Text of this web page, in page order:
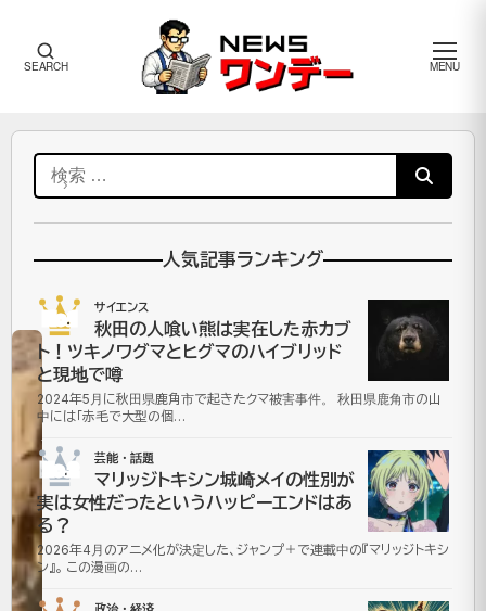
SEARCH MENU
メ
ワ
ン
デ
ー
治・
東
京
都
エ
ジ
索:
人気記事ランキング
No.1
サイエンス
秋田の人喰い熊は実在した赤カブ
ト！ツキノワグマとヒグマのハイブリッド
と現地で噂
2024年5月に秋田県鹿角市で起きたクマ被害事件。 秋田県鹿角市の山
中には「赤毛で大型の個…
No.2
芸能・話題
マリッジトキシン城崎メイの性別が
実は女性だったというハッピーエンドはあ
る？
2026年4月のアニメ化が決定した、ジャンプ＋で連載中の『マリッジトキシ
ン』。 この漫画の…